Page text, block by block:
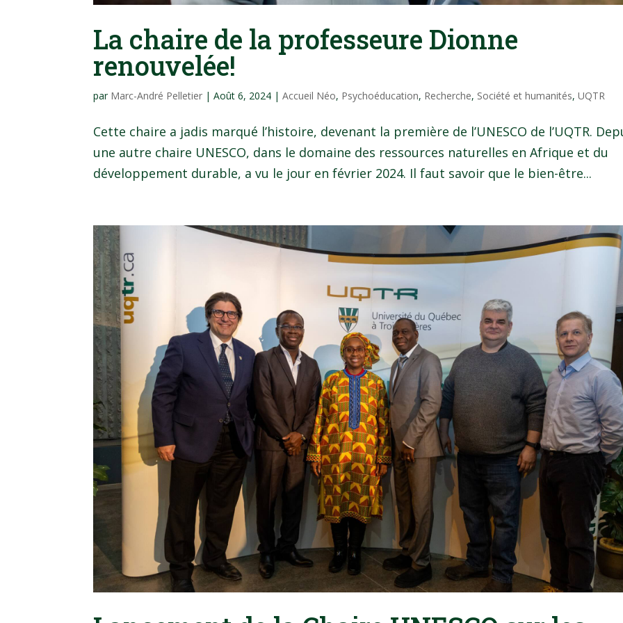
La chaire de la professeure Dionne
renouvelée!
par Marc-André Pelletier |Août 6, 2024 |Accueil Néo, Psychoéducation, Recherche, Société et humanités,UQTR
Cette chaire a jadis marqué l’histoire, devenant la première de l’UNESCO de l’UQTR.
une autre chaire UNESCO, dans le domaine des ressources naturelles en Afrique et du
développement durable, a vu le jour en février 2024. Il faut savoir que le bien-être...